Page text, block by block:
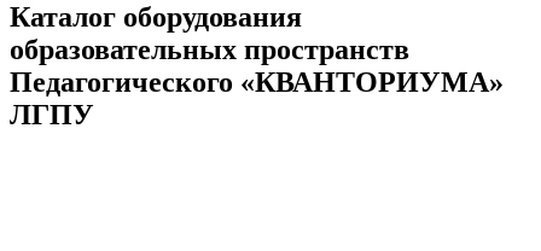
Каталог оборудования
образовательных пространств
Педагогического «КВАНТОРИУМА»
ЛГПУ